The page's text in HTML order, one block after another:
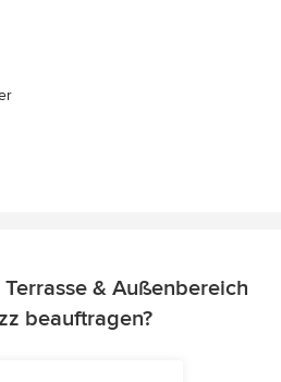
& Außenbereich
beauftragen?